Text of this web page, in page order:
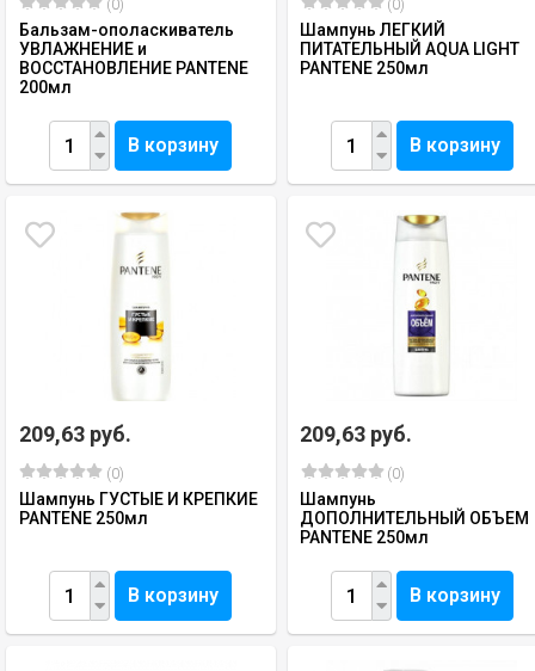
(0)
Бальзам-ополаскиватель
УВЛАЖНЕНИЕ и
ВОССТАНОВЛЕНИЕ PANTENE
200мл
В корзину
(0)
Шампунь ЛЕГКИЙ
ПИТАТЕЛЬНЫЙ AQUA LIGHT
PANTENE 250мл
В корзину
209,63 руб.
(0)
Шампунь ГУСТЫЕ И КРЕПКИЕ
PANTENE 250мл
В корзину
209,63 руб.
(0)
Шампунь
ДОПОЛНИТЕЛЬНЫЙ ОБЪЕМ
PANTENE 250мл
В корзину